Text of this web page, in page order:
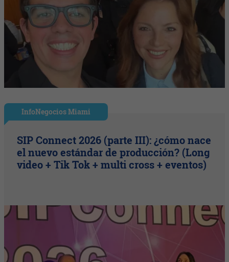
InfoNegocios Miami
SIP Connect 2026 (parte III): ¿cómo nace
el nuevo estándar de producción? (Long
video + Tik Tok + multi cross + eventos)